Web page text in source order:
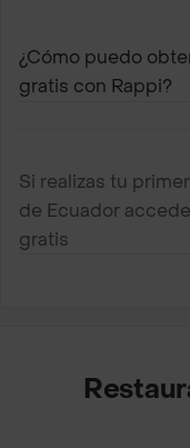
¿Cómo puedo
gratis con Rappi?
Si realizas tu
de Ecuador
gratis